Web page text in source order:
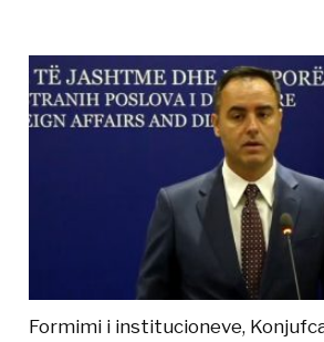
Formimi i institucioneve,